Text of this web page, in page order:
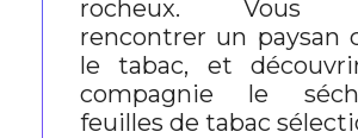
rocheux. Vous
rencontrer un paysan
le tabac, et
compagnie le
feuilles de tabac